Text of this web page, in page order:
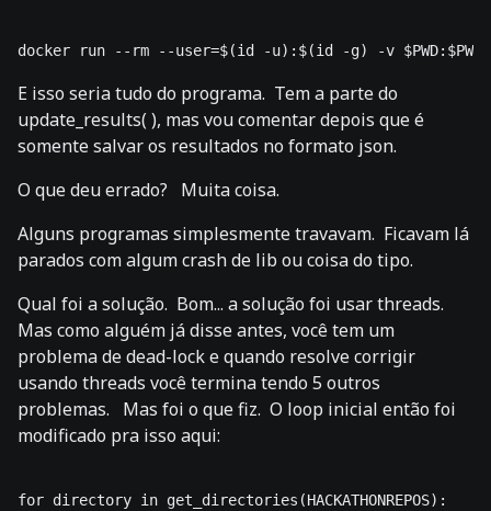
E isso seria tudo do programa. Tem a parte do
update_results( ), mas vou comentar depois que é
somente salvar os resultados no formato json.
O que deu errado? Muita coisa.
Alguns programas simplesmente travavam. Ficavam lá
parados com algum crash de lib ou coisa do tipo.
Qual foi a solução. Bom... a solução foi usar threads.
Mas como alguém já disse antes, você tem um
problema de dead-lock e quando resolve corrigir
usando threads você termina tendo 5 outros
problemas. Mas foi o que fiz. O loop inicial então foi
modificado pra isso aqui:
for directory in get_directories(HACKATHONREPOS):